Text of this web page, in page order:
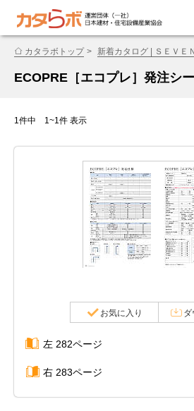
カタラボトップ 新着カタログ | ＳＥＶ
ECOPRE［エコプレ］発注シ
1件中 1~1件 表示
お気に入り ダ
左 282ページ
右 283ページ